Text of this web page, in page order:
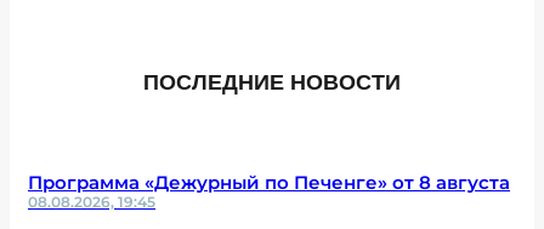
ПОСЛЕДНИЕ НОВОСТИ
Программа «Дежурный по Печенге» от 8 августа
08.08.2026, 19:45